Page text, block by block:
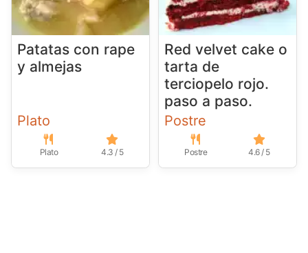
Patatas con rape
y almejas
Plato
Plato 4.3 / 5
Red velvet cake o
tarta de
terciopelo rojo.
paso a paso.
Postre
Postre 4.6 / 5